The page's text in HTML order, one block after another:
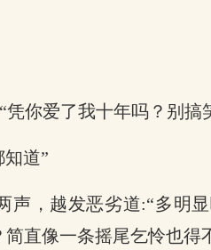
你爱了我十年吗？别搞
道”
，越发恶劣道:“多明
简直像一条摇尾乞怜也